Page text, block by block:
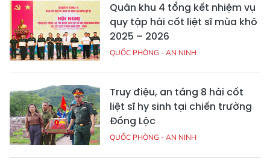
Quân khu 4 tổng kết nhiệm vụ
quy tập hài cốt liệt sĩ mùa khô
2025 – 2026
QUỐC PHÒNG - AN NINH
Truy điệu, an táng 8 hài cốt
liệt sĩ hy sinh tại chiến trường
Đồng Lộc
QUỐC PHÒNG - AN NINH